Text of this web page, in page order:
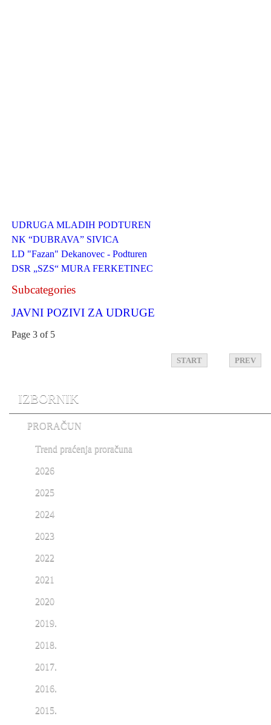
UDRUGA MLADIH PODTUREN
NK “DUBRAVA” SIVICA
LD "Fazan" Dekanovec - Podturen
DSR „SZS“ MURA FERKETINEC
Subcategories
JAVNI POZIVI ZA UDRUGE
Page 3 of 5
START PREV
IZBORNIK
PRORAČUN
Trend praćenja proračuna
2026
2025
2024
2023
2022
2021
2020
2019.
2018.
2017.
2016.
2015.